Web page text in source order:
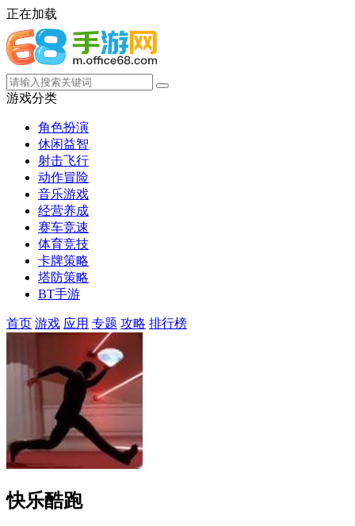
正在加载
游戏分类
角色扮演
休闲益智
射击飞行
动作冒险
音乐游戏
经营养成
赛车竞速
体育竞技
卡牌策略
塔防策略
BT手游
首页 游戏 应用 专题 攻略 排行榜
快乐酷跑